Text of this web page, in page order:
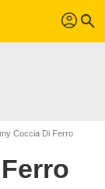
profil search
Coccia Di Ferro